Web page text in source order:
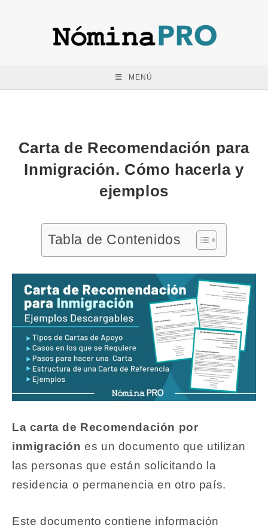
MENÚ
Carta de Recomendación para
Inmigración. Cómo hacerla y
ejemplos
Tabla de Contenidos
La carta de Recomendación por
inmigraciónes un documento que utilizan
las personas que están solicitando la
residencia o permanencia en otro país.
Este documento contiene información